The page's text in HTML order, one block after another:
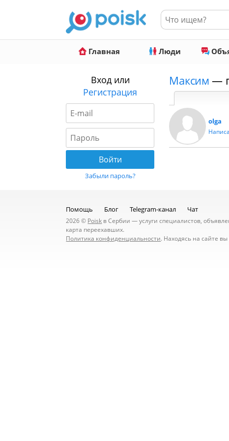
Главная Люди
Вход или
Регистрация
Забыли пароль?
Максим —
olga
Помощь Блог Telegram-канал Чат
2026 © Poisk в Сербии — услуги специалистов,
карта переехавших.
Политика конфиденциальности. Находясь на сайте